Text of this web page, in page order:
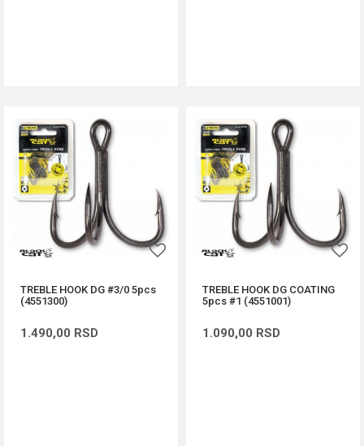
TREBLE HOOK DG #3/0 5pcs
(4551300)
1.490,00 RSD
TREBLE HOOK DG COATING
5pcs #1 (4551001)
1.090,00 RSD